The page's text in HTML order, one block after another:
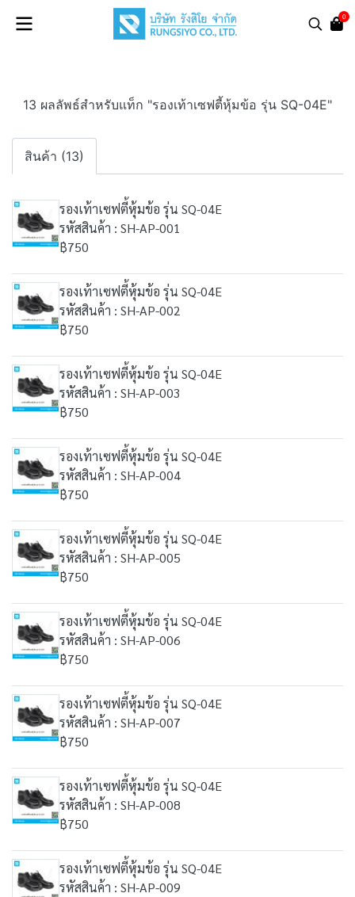
0
13 ผลลัพธ์สำหรับแท็ก "รองเท้าเซฟตี้หุ้มข้อ รุ่น SQ-04E"
สินค้า (13)
รองเท้าเซฟตี้หุ้มข้อ รุ่น SQ-04E
รหัสสินค้า : SH-AP-001
฿750
รองเท้าเซฟตี้หุ้มข้อ รุ่น SQ-04E
รหัสสินค้า : SH-AP-002
฿750
รองเท้าเซฟตี้หุ้มข้อ รุ่น SQ-04E
รหัสสินค้า : SH-AP-003
฿750
รองเท้าเซฟตี้หุ้มข้อ รุ่น SQ-04E
รหัสสินค้า : SH-AP-004
฿750
รองเท้าเซฟตี้หุ้มข้อ รุ่น SQ-04E
รหัสสินค้า : SH-AP-005
฿750
รองเท้าเซฟตี้หุ้มข้อ รุ่น SQ-04E
รหัสสินค้า : SH-AP-006
฿750
รองเท้าเซฟตี้หุ้มข้อ รุ่น SQ-04E
รหัสสินค้า : SH-AP-007
฿750
รองเท้าเซฟตี้หุ้มข้อ รุ่น SQ-04E
รหัสสินค้า : SH-AP-008
฿750
รองเท้าเซฟตี้หุ้มข้อ รุ่น SQ-04E
รหัสสินค้า : SH-AP-009